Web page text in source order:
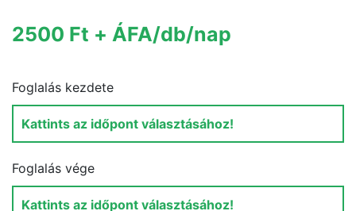
2500 Ft + ÁFA/db/nap
Foglalás kezdete
Foglalás vége